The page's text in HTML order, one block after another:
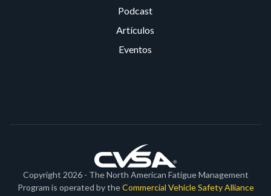
Podcast
Artículos
Eventos
Copyright 2026 - The North American Fatigue Management
Program is operated by theCommercial Vehicle Safety Alliance